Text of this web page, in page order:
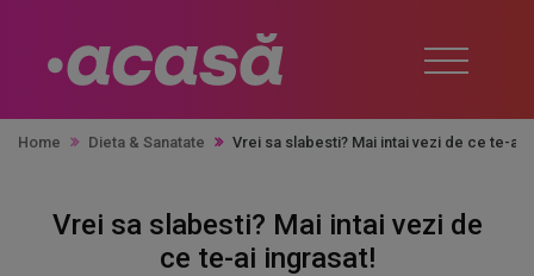
Home Dieta & Sanatate Vrei sa slabesti? Mai intai vezi de ce te-ai
Vrei sa slabesti? Mai intai vezi de
ce te-ai ingrasat!